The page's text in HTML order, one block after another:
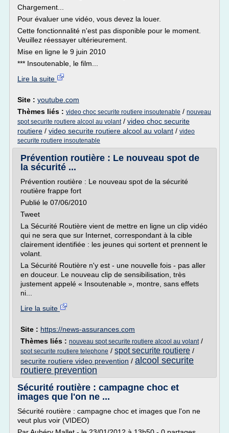
Chargement...
Pour évaluer une vidéo, vous devez la louer.
Cette fonctionnalité n'est pas disponible pour le moment.
Veuillez réessayer ultérieurement.
Mise en ligne le 9 juin 2010
*** Insoutenable, le film...
Lire la suite
Site : youtube.com
Thèmes liés : video choc securite routiere insoutenable / nouveau
spot securite routiere alcool au volant/ video choc securite
routiere / video securite routiere alcool au volant / video
securite routiere insoutenable
Prévention routière : Le nouveau spot de
la sécurité ...
Prévention routière : Le nouveau spot de la sécurité
routière frappe fort
Publié le 07/06/2010
Tweet
La Sécurité Routière vient de mettre en ligne un clip vidéo
qui ne sera que sur Internet, correspondant à la cible
clairement identifiée : les jeunes qui sortent et prennent le
volant.
La Sécurité Routière n'y est - une nouvelle fois - pas aller
en douceur. Le nouveau clip de sensibilisation, très
justement appelé « Insoutenable », montre, sans effets
ni...
Lire la suite
Site : https://news-assurances.com
Thèmes liés : nouveau spot securite routiere alcool au volant/
spot securite routiere telephone / spot securite routiere /
securite routiere video prevention / alcool securite
routiere prevention
Sécurité routière : campagne choc et
images que l'on ne ...
Sécurité routière : campagne choc et images que l'on ne
veut plus voir (VIDEO)